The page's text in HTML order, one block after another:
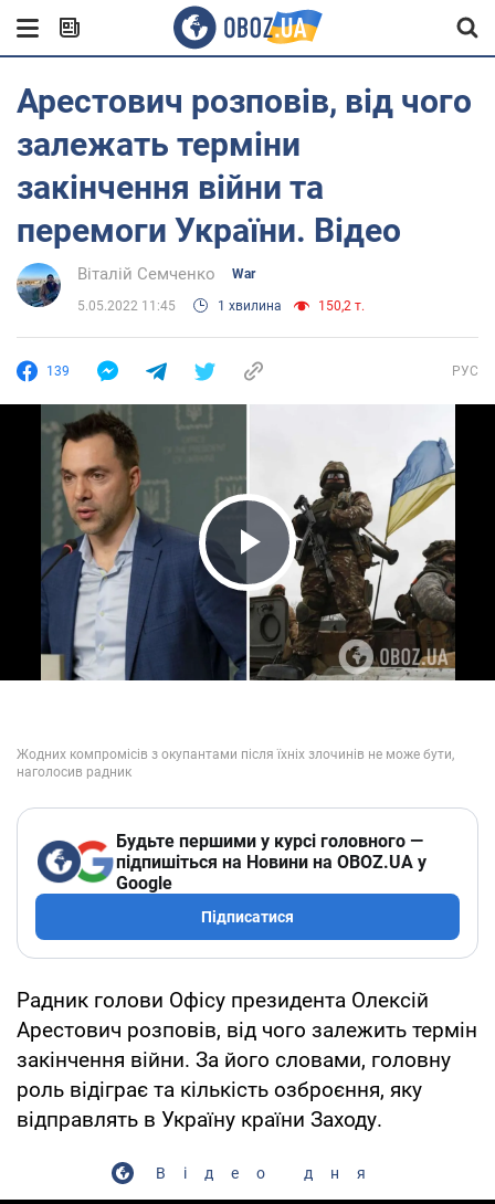
Арестович розповів, від чого
залежать терміни
закінчення війни та
перемоги України. Відео
Віталій Семченко War
5.05.2022 11:45 1 хвилина 150,2 т.
139 РУС
Play Video
Будьте першими у курсі головного —
підпишіться на Новини на OBOZ.UA у
Google
Підписатися
Радник голови Офісу президента Олексій
Арестович розповів, від чого залежить термін
закінчення війни. За його словами, головну
роль відіграє та кількість озброєння, яку
відправлять в Україну країни Заходу.
Відео дня